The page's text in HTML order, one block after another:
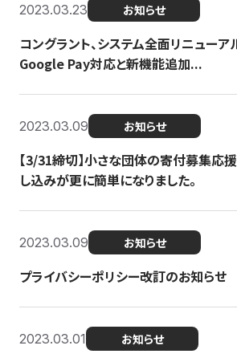
2023.03.23 お知らせ
コングラント、システム全面リニュー
Google Pay対応と新機能追加...
2023.03.09 お知らせ
【3/31締切】小さな団体の寄付募集応
し込みが更に簡単になりました。
2023.03.09 お知らせ
プライバシーポリシー改訂のお知らせ
2023.03.01 お知らせ